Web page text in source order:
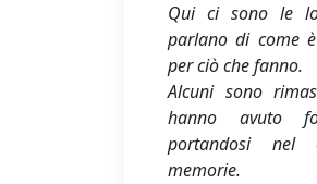
Qui ci sono le
parlano di come
per ciò che fanno.
Alcuni sono
hanno avuto
portandosi nel
memorie.